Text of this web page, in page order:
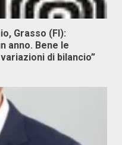
Grasso (FI):
anno. Bene le
di bilancio”